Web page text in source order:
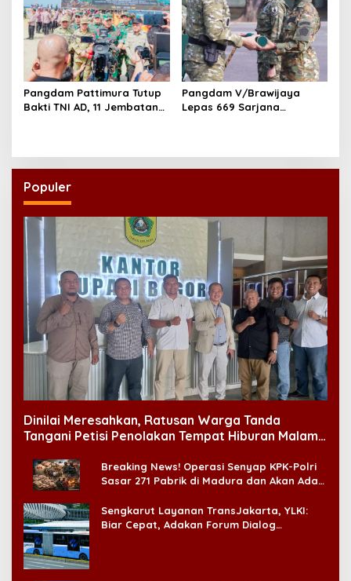
Pangdam Pattimura Tutup
Bakti TNI AD, 11 Jembatan
Pangdam V/Brawijaya
Lepas 669 Sarjana
Populer
Dinilai Meresahkan, Ratusan Warga Tanda
Tangani Petisi Penolakan Tempat Hiburan Malam
Breaking News! Operasi Senyap KPK-Polri
Sasar 271 Pabrik di Madura dan Akan Ada
Sengkarut Layanan TransJakarta, YLKI:
Biar Cepat, Adakan Forum Dialog